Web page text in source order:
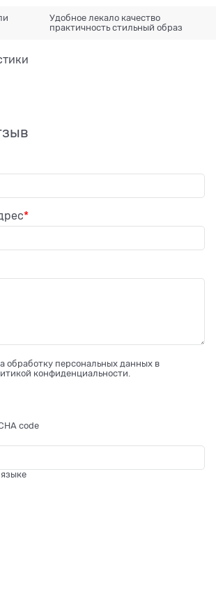
Удобное лекало качество
практичность стильный образ
обработку персональных данных в
конфиденциальности